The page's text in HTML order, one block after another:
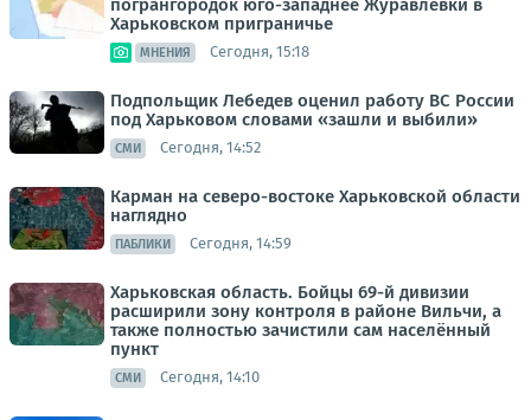
погрангородок юго-западнее Журавлёвки в
Харьковском приграничье
МНЕНИЯ Сегодня, 15:18
Подпольщик Лебедев оценил работу ВС России
под Харьковом словами «зашли и выбили»
СМИ Сегодня, 14:52
Карман на северо-востоке Харьковской области
наглядно
ПАБЛИКИ Сегодня, 14:59
Харьковская область. Бойцы 69-й дивизии
расширили зону контроля в районе Вильчи, а
также полностью зачистили сам населённый
пункт
СМИ Сегодня, 14:10